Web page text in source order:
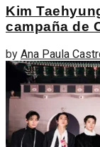
Kim
campaña de
by Ana Paula